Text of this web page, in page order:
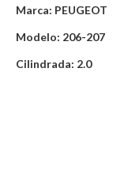
Marca: PEUGEOT
Modelo: 206-207
Cilindrada: 2.0